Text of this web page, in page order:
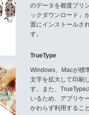
のデータを都度プリ
ックダウンロード」
置にインストールさ
す。
TrueType
Windows、Macが標
文字を拡大して印刷
す。また、TrueType
いるため、アプリケ
かわらず利用するこ